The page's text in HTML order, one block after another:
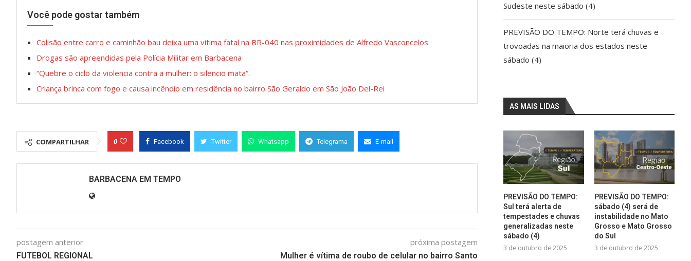
Você pode gostar também
Colisão entre carro e caminhão bau deixa uma vitima fatal na BR-040 nas proximidades de Alfredo Vasconcelos
Drogas são apreendidas pela Polícia Militar em Barbacena
“Quebre o ciclo da violencia contra a mulher: o silencio mata”.
Criança brinca com fogo e causa incêndio em residência no bairro São Geraldo em São João Del-Rei
COMPARTILHAR 0 Facebook Twitter Whatsapp Telegrama E-mail
BARBACENA EM TEMPO
postagem anterior
FUTEBOL REGIONAL
próxima postagem
Mulher é vítima de roubo de celular no bairro Santo
Sudeste neste sábado (4)
PREVISÃO DO TEMPO: Norte terá chuvas e
trovoadas na maioria dos estados neste
sábado (4)
AS MAIS LIDAS
PREVISÃO DO TEMPO:
Sul terá alerta de
tempestades e chuvas
generalizadas neste
sábado (4)
3 de outubro de 2025
PREVISÃO DO TEMPO:
sábado (4) será de
instabilidade no Mato
Grosso e Mato Grosso
do Sul
3 de outubro de 2025